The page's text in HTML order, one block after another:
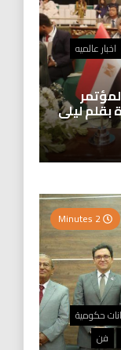
اخبار عالميه
بقلم ليلى
حكومية
فن